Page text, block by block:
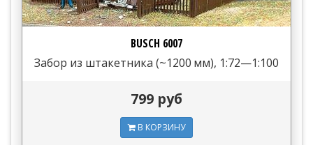
BUSCH 6007
Забор из штакетника (~1200 мм), 1:72—1:100
799 руб
В КОРЗИНУ